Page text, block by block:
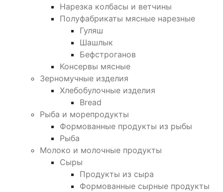
Нарезка колбасы и ветчины
Полуфабрикаты мясные нарезные
Гуляш
Шашлык
Бефстроганов
Консервы мясные
Зерномучные изделия
Хлебобулочные изделия
Bread
Рыба и морепродукты
Формованные продукты из рыбы
Рыба
Молоко и молочные продукты
Сыры
Продукты из сыра
Формованные сырные продукты